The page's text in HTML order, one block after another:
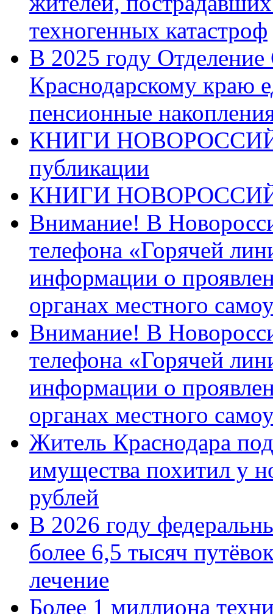
техногенных катастроф
В 2025 году
Краснодарскому краю
пенсионные
КНИГИ
публикации
КНИГИ
Внимание! В
телефона «Горячей
информации о
органах местного
Внимание! В
телефона «Горячей
информации о
органах местного
Житель Краснодара
имущества похитил у
рублей
В 2026 году
более 6,5 тысяч
лечение
Более 1 миллиона